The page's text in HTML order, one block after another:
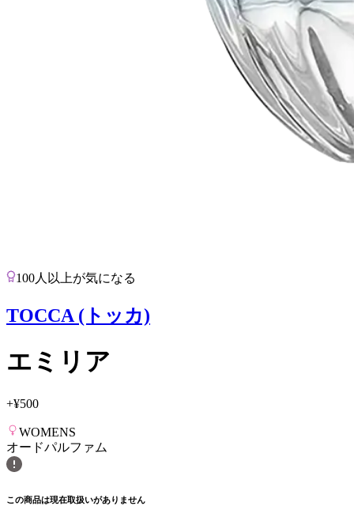
100人以上が気になる
TOCCA (トッカ)
エミリア
+¥500
WOMENS
オードパルファム
この商品は現在取扱いがありません